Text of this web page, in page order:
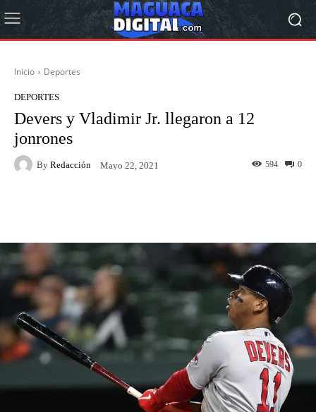
Inicio Deportes
DEPORTES
Devers y Vladimir Jr. llegaron a 12
jonrones
By Redacción Mayo 22, 2021 0
594